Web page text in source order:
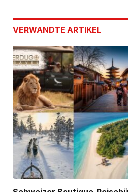
VERWANDTE ARTIKEL